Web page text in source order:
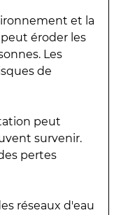
et la
éroder les
Les
de
peut
survenir.
pertes
réseaux d'eau